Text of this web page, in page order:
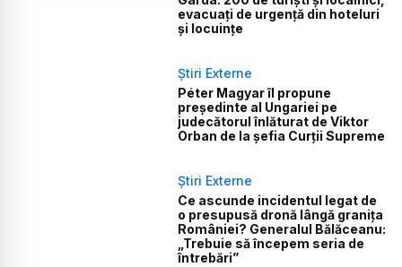
evacuați de urgență din hoteluri
și locuințe
Știri Externe
Péter Magyar îl propune
președinte al Ungariei pe
judecătorul înlăturat de Viktor
Orban de la șefia Curții Supreme
Știri Externe
Ce ascunde incidentul legat de
o presupusă dronă lângă granița
României? Generalul Bălăceanu:
„Trebuie să începem seria de
întrebări”